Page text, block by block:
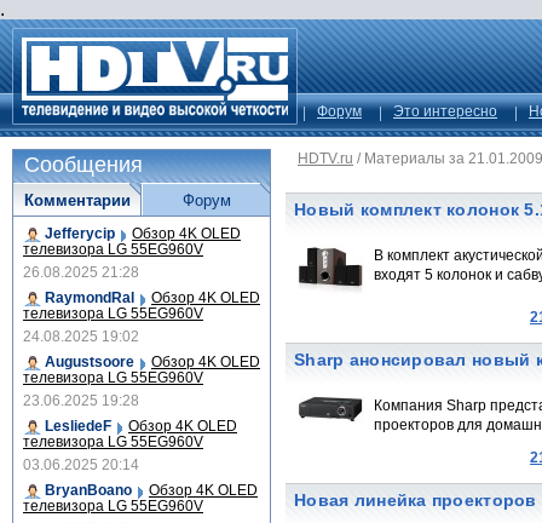
.
Форум Это интересно
HDTV.ru / Материалы за 21.01.2009
Новый комплект колонок
В комплект
входят 5 колонок и
Sharp анонсировал новый
Компания Sharp
проекторов для
Новая линейка
Сообщения
Комментарии
Jefferycip Обзор 4K OLED
телевизора LG 55EG960V
26.08.2025 21:28
RaymondRal
Обзор 4K OLED
телевизора LG 55EG960V
24.08.2025 19:02
Augustsoore
Обзор 4K OLED
телевизора LG 55EG960V
23.06.2025 19:28
LesliedeF
Обзор 4K OLED
телевизора LG 55EG960V
03.06.2025 20:14
BryanBoano
Обзор 4K OLED
телевизора LG 55EG960V
Форум